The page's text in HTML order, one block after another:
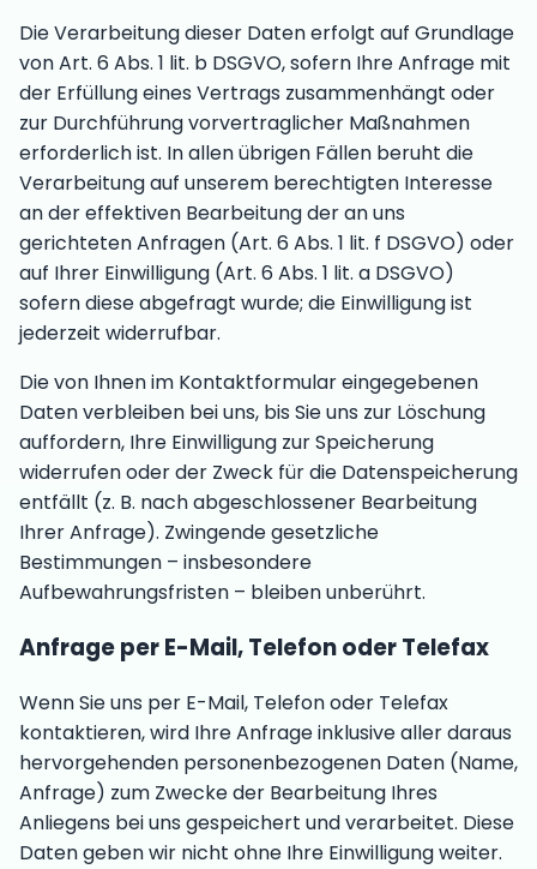
Die Verarbeitung dieser Daten erfolgt auf Grundlage
von Art. 6 Abs. 1 lit. b DSGVO, sofern Ihre Anfrage mit
der Erfüllung eines Vertrags zusammenhängt oder
zur Durchführung vorvertraglicher Maßnahmen
erforderlich ist. In allen übrigen Fällen beruht die
Verarbeitung auf unserem berechtigten Interesse
an der effektiven Bearbeitung der an uns
gerichteten Anfragen (Art. 6 Abs. 1 lit. f DSGVO) oder
auf Ihrer Einwilligung (Art. 6 Abs. 1 lit. a DSGVO)
sofern diese abgefragt wurde; die Einwilligung ist
jederzeit widerrufbar.
Die von Ihnen im Kontaktformular eingegebenen
Daten verbleiben bei uns, bis Sie uns zur Löschung
auffordern, Ihre Einwilligung zur Speicherung
widerrufen oder der Zweck für die Datenspeicherung
entfällt (z. B. nach abgeschlossener Bearbeitung
Ihrer Anfrage). Zwingende gesetzliche
Bestimmungen – insbesondere
Aufbewahrungsfristen – bleiben unberührt.
Anfrage per E-Mail, Telefon oder Telefax
Wenn Sie uns per E-Mail, Telefon oder Telefax
kontaktieren, wird Ihre Anfrage inklusive aller daraus
hervorgehenden personenbezogenen Daten (Name,
Anfrage) zum Zwecke der Bearbeitung Ihres
Anliegens bei uns gespeichert und verarbeitet. Diese
Daten geben wir nicht ohne Ihre Einwilligung weiter.